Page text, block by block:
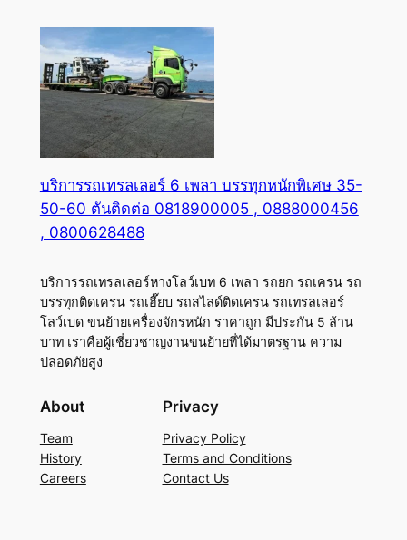
บริการรถเทรลเลอร์ 6 เพลา บรรทุกหนักพิเศษ 35-
50-60 ตันติดต่อ 0818900005 , 0888000456
, 0800628488
บริการรถเทรลเลอร์หางโลว์เบท 6 เพลา รถยก รถเครน รถ
บรรทุกติดเครน รถเฮี๊ยบ รถสไลด์ติดเครน รถเทรลเลอร์
โลว์เบด ขนย้ายเครื่องจักรหนัก ราคาถูก มีประกัน 5 ล้าน
บาท เราคือผู้เชี่ยวชาญงานขนย้ายที่ได้มาตรฐาน ความ
ปลอดภัยสูง
About
Team
History
Careers
Privacy
Privacy Policy
Terms and Conditions
Contact Us